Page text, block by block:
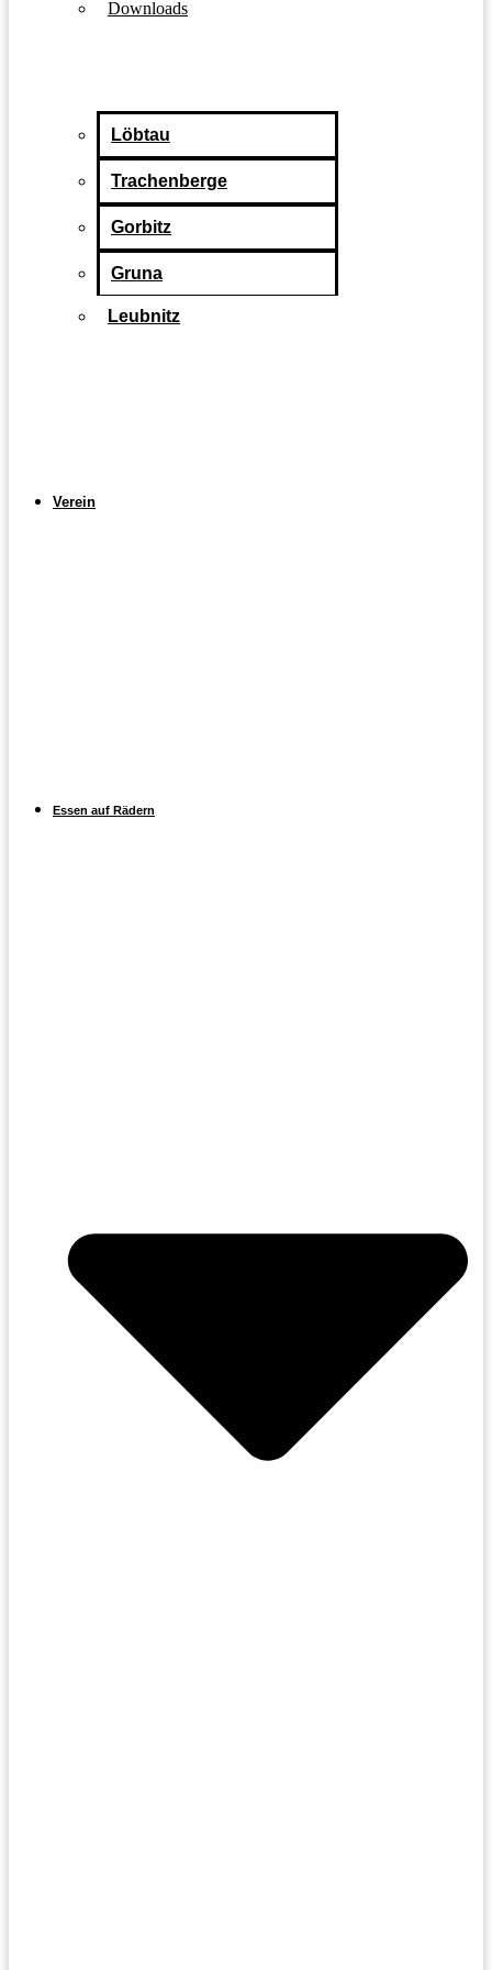
Löbtau
Trachenberge
Gorbitz
Gruna
Leubnitz
Essen auf Rädern
Downloads
Verein